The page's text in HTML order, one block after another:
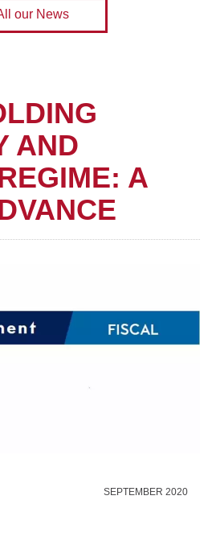
our News
AND
A
SEPTEMBER 2020